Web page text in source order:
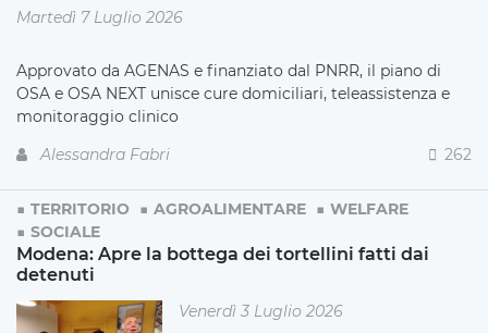
Martedì 7 Luglio 2026
Approvato da AGENAS e finanziato dal PNRR, il piano di
OSA e OSA NEXT unisce cure domiciliari, teleassistenza e
monitoraggio clinico
Alessandra Fabri
262
TERRITORIO AGROALIMENTARE
WELFARE
SOCIALE
Modena: Apre la bottega dei tortellini fatti dai
detenuti
Venerdì 3 Luglio 2026